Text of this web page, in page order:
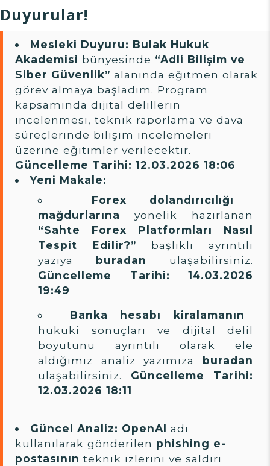
Duyurular!
Mesleki Duyuru: Bulak Hukuk
Akademisi bünyesinde “Adli Bilişim ve
Siber Güvenlik” alanında eğitmen olarak
görev almaya başladım. Program
kapsamında dijital delillerin
incelenmesi, teknik raporlama ve dava
süreçlerinde bilişim incelemeleri
üzerine eğitimler verilecektir.
Güncelleme Tarihi: 12.03.2026 18:06
Yeni Makale:
Forex dolandırıcılığı
mağdurlarına yönelik hazırlanan
“Sahte Forex Platformları Nasıl
Tespit Edilir?” başlıklı ayrıntılı
yazıya buradan ulaşabilirsiniz.
Güncelleme Tarihi: 14.03.2026
19:49
Banka hesabı kiralamanın
hukuki sonuçları ve dijital delil
boyutunu ayrıntılı olarak ele
aldığımız analiz yazımıza buradan
ulaşabilirsiniz. Güncelleme Tarihi:
12.03.2026 18:11
Güncel Analiz: OpenAI adı
kullanılarak gönderilen phishing e-
postasının teknik izlerini ve saldırı